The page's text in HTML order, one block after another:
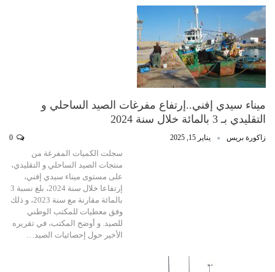
ميناء سيدي إفني..إرتفاع مفرغات الصيد الساحلي و
التقليدي بـ 3 بالمائة خلال سنة 2024
زاكورة بريس يناير 15, 2025
سجلت الكميات المفرغة من
منتجات الصيد الساحلي و التقليدي،
على مستوى ميناء سيدي إفني،
إرتفاعا خلال سنة 2024، بلغ نسبة 3
بالمائة مقارنة مع سنة 2023، و ذلك
وفق معطيات للمكتب الوطني
للصيد. و أوضح المكتب، في تقريره
الأخير حول إحصائيات الصيد…